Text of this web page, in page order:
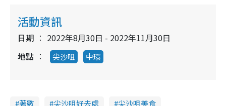
活動資訊
日期
2022年8月30日 - 2022年11月30日
地點
尖沙咀 中環
著數 尖沙咀好去處 尖沙咀美食